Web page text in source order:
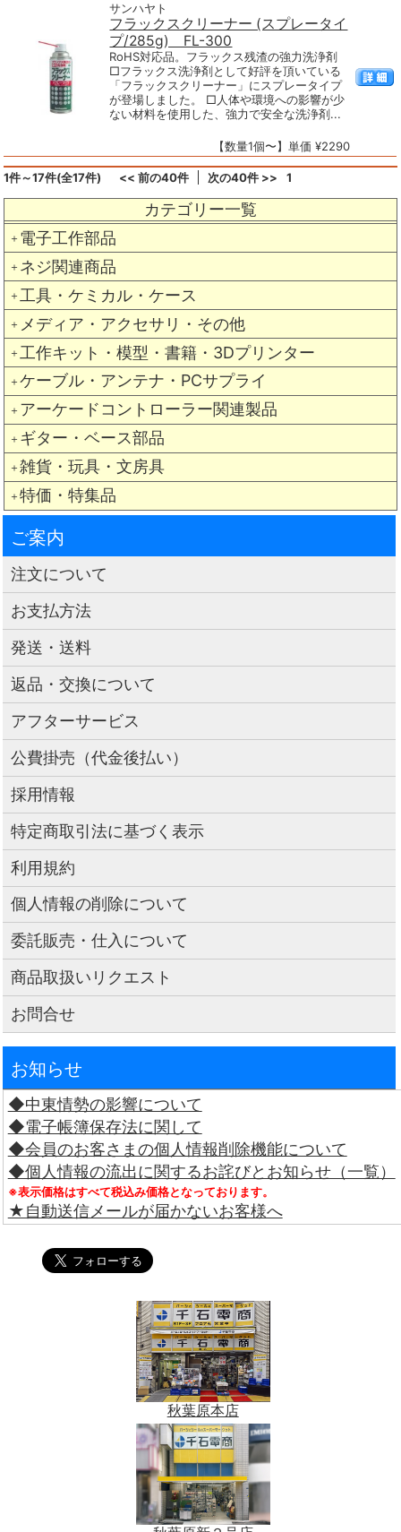
カテゴリー一覧
＋ 電子工作部品
＋ ネジ関連商品
＋ 工具・ケミカル・ケース
＋ メディア・アクセサリ・その他
＋ 工作キット・模型・書籍・3Dプリンター
＋ ケーブル・アンテナ・PCサプライ
＋ アーケードコントローラー関連製品
＋ ギター・ベース部品
＋ 雑貨・玩具・文房具
＋ 特価・特集品
サンハヤト
フラックスクリーナー (スプレータイ
プ/285g) FL-300
RoHS対応品。フラックス残渣の強力洗浄剤
□フラックス洗浄剤として好評を頂いている
「フラックスクリーナー」にスプレータイプ
が登場しました。 □人体や環境への影響が少
ない材料を使用した、強力で安全な洗浄剤...
【数量1個〜】単価 ¥2290
1件～17件(全17件) << 前の40件 次の40件 >> 1
ご案内
注文について
お支払方法
発送・送料
返品・交換について
アフターサービス
公費掛売（代金後払い）
採用情報
特定商取引法に基づく表示
利用規約
個人情報の削除について
委託販売・仕入について
商品取扱いリクエスト
お問合せ
お知らせ
◆中東情勢の影響について
◆電子帳簿保存法に関して
◆会員のお客さまの個人情報削除機能について
◆個人情報の流出に関するお詫びとお知らせ（一覧）
※表示価格はすべて税込み価格となっております。
★自動送信メールが届かないお客様へ
秋葉原本店